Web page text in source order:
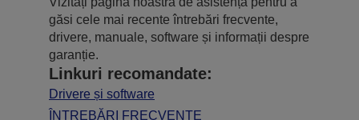
găsi cele mai recente întrebări frecvente,
drivere, manuale, software și informații despre
garanție.
Linkuri recomandate:
Drivere și software
ÎNTREBĂRI FRECVENTE